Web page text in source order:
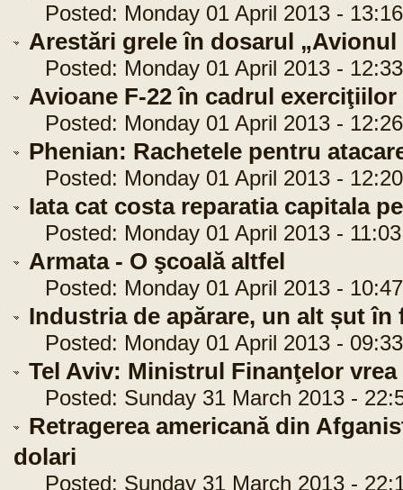
Posted: Monday 01 April 2013 -
Arestări grele în dosarul
Posted: Monday 01 April 2013 -
Avioane F-22 în cadrul exerciţiilor
Posted: Monday 01 April 2013 -
Phenian: Rachetele pentru
Posted: Monday 01 April 2013 -
Iata cat costa reparatia capitala
Posted: Monday 01 April 2013 -
Armata - O şcoală altfel
Posted: Monday 01 April 2013 -
Industria de apărare, un alt șut în
Posted: Monday 01 April 2013 -
Tel Aviv: Ministrul Finanţelor
Posted: Sunday 31 March 2013 -
Retragerea americană din
dolari
Posted: Sunday 31 March 2013 -